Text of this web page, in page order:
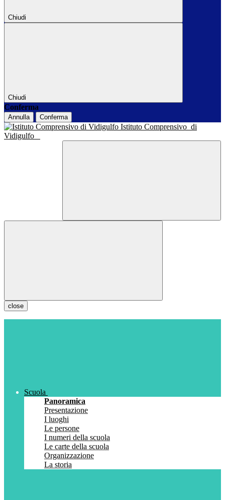
Chiudi
Chiudi
Conferma
Annulla Conferma
Istituto Comprensivo di
Vidigulfo
close
Scuola
Panoramica
Presentazione
I luoghi
Le persone
I numeri della scuola
Le carte della scuola
Organizzazione
La storia